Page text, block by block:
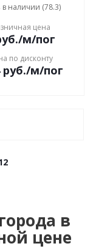
в наличии (78.3)
цена
/м/пог
по дисконту
руб./м/пог
в
цене